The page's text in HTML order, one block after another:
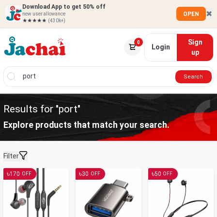
Download App to get 50% off
new user allowance
★★★★★ (430k+)
OPEN ✖
0
Login
Sign
up
Search
Results for "port"
Explore products that match your search.
Filter
৳170 OFF ৳30 OFF ৳50 OFF